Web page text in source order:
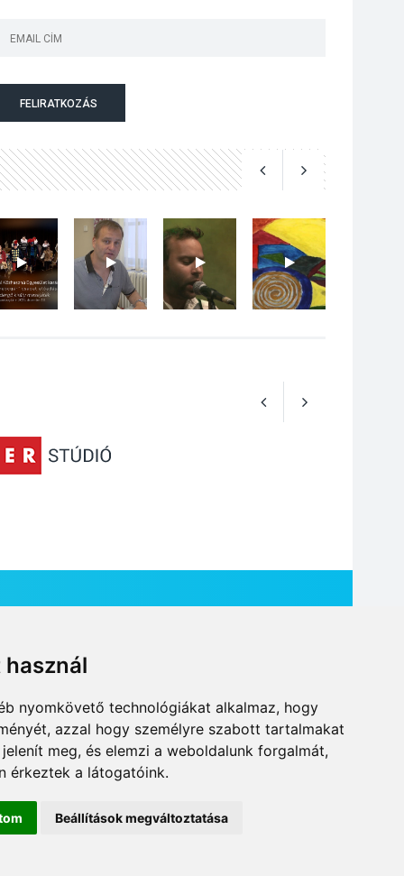
nyomkövető technológiákat alkalmaz, hogy
azzal hogy személyre szabott tartalmakat
meg, és elemzi a weboldalunk forgalmát,
érkeztek a látogatóink.
Beállítások megváltoztatása
FELIRATKOZÁS